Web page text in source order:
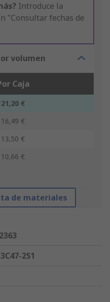
Introduce la
"Consultar fechas de
volumen
Caja
€
€
€
€
de materiales
2S1